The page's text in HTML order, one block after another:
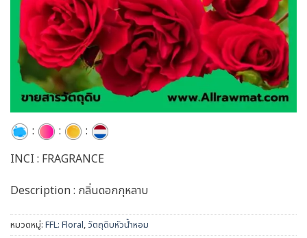
: :
:
INCI : FRAGRANCE
Description : กลิ่นดอกกุหลาบ
หมวดหมู่: FFL: Floral, วัตถุดิบหัวน้ำหอม